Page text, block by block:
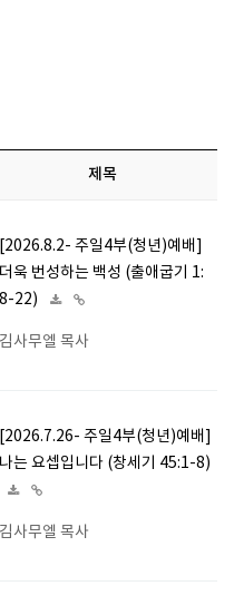
제목
[2026.8.2- 주일4부(청년)예배]
더욱 번성하는 백성 (출애굽기 1:
8-22)
김사무엘 목사
[2026.7.26- 주일4부(청년)예배]
나는 요셉입니다 (창세기 45:1-8)
김사무엘 목사